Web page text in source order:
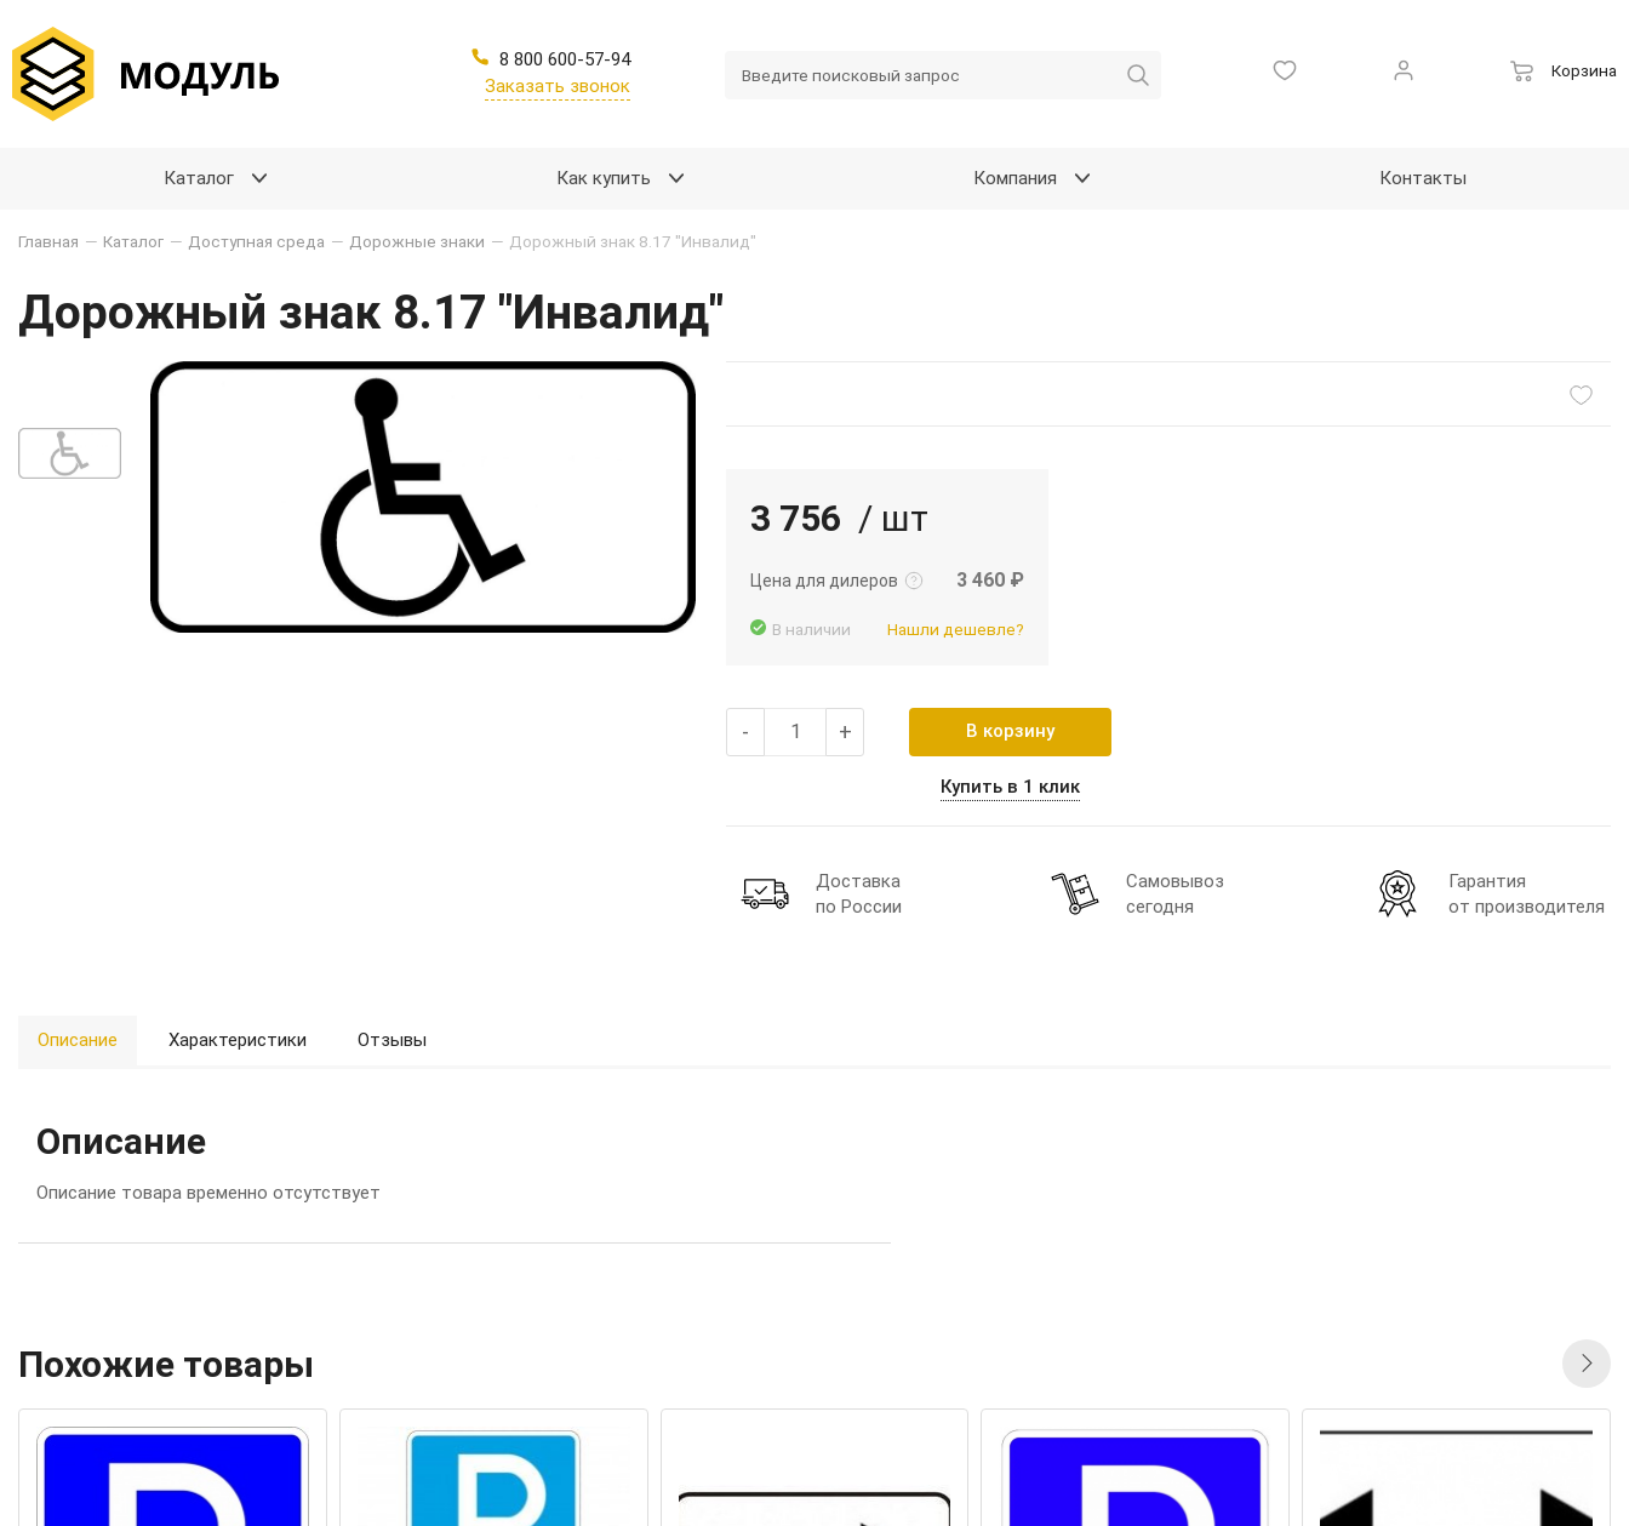
8 800 600-57-94
Заказать звонок
Корзина
Каталог Как купить Компания Контакты
Главная — Каталог — Доступная среда — Дорожные знаки — Дорожный знак 8.17 "Инвалид"
Дорожный знак 8.17 "Инвалид"
3 756 / шт
Цена для дилеров
Подробнее
3 460 ₽
В наличии Нашли дешевле?
- + В корзину
Купить в 1 клик
Доставка
по России
Самовывоз
сегодня
Гарантия
от производителя
Описание Характеристики Отзывы
Описание
Описание товара временно отсутствует
Похожие товары